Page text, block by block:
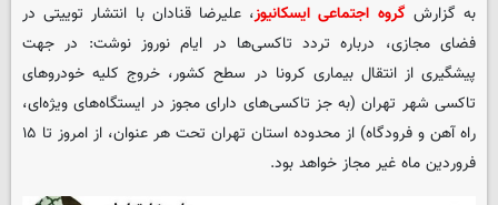
به گزارش گروه اجتماعی ایسکانیوز، علیرضا قنادان با انتشار توییتی در
فضای مجازی، درباره تردد تاکسی‌ها در ایام نوروز نوشت: در جهت
پیشگیری از انتقال بیماری کرونا در سطح کشور، خروج کلیه خودروهای
تاکسی شهر تهران (به جز تاکسی‌های دارای مجوز در ایستگاه‌های ویژه‌ای،
راه آهن و فرودگاه) از محدوده استان تهران تحت هر عنوان، از امروز تا ۱۵
فروردین ماه غیر مجاز خواهد بود.